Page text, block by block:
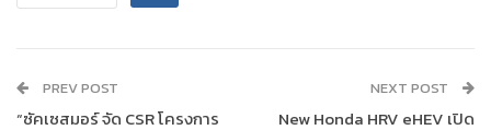
เข้าร่วมจะได้ศึกษาและสัมผัสนวัตกรรมแห่งความยั่งยืนของคาโอ รวม
ถึงการสาธิตนวัตกรรมของผลิตภัณฑ์ต่างๆ ที่ถูกออกแบบมาเพื่อยก
PREV POST
“ซัคเซสมอร์ จัด CSR โครงการ
NEXT POST
New Honda HRV eHEV เปิด